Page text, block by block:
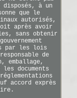
disposés, à un
que le
autorisés,
après avoir
sans obtenir
par les lois
de
emballage,
documents
accord exprès